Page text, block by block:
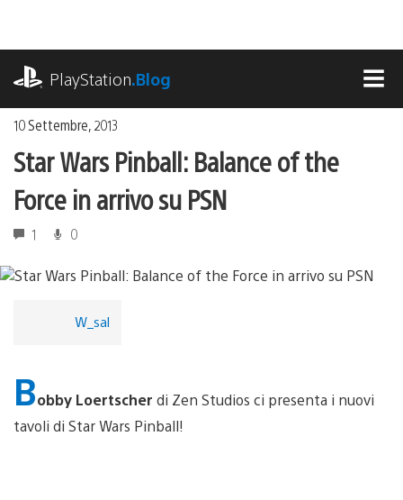
contenuto
PlayStation.Blog
10 Settembre, 2013
Star Wars Pinball: Balance of the
Force in arrivo su PSN
1 0
W_sal
Bobby Loertscher di Zen Studios ci presenta i nuovi
tavoli di Star Wars Pinball!